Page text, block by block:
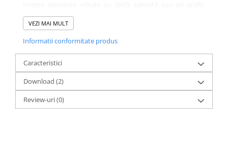
pentru un plus de lumină și rafinament. Confortul zilnic este
susținut de pragul din aluminiu cu barieră termică și
UE, pe o linie automatizată de fabricație, acest model
beneficiază de livrare rapidă și garanția calității.
VEZI MAI MULT
Informatii conformitate produs
Caracteristici
Download (2)
Review-uri(0)